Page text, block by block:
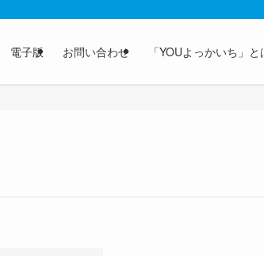
電子版 お問い合わせ 「YOUよっかいち」と